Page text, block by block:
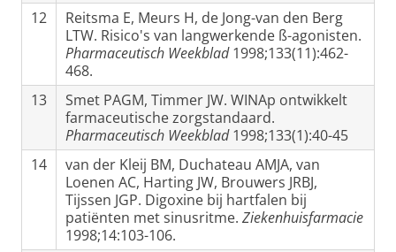
12
Reitsma E, Meurs H, de Jong-van den Berg
LTW. Risico's van langwerkende ß-agonisten.
Pharmaceutisch Weekblad1998;133(11):462-
468.
13
Smet PAGM, Timmer JW. WINAp ontwikkelt
farmaceutische zorgstandaard.
Pharmaceutisch Weekblad1998;133(1):40-45
14
van der Kleij BM, Duchateau AMJA, van
Loenen AC, Harting JW, Brouwers JRBJ,
Tijssen JGP. Digoxine bij hartfalen bij
patiënten met sinusritme. Ziekenhuisfarmacie
1998;14:103-106.